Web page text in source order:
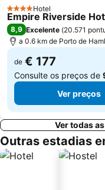
4 Estrelas
Hotel
Empire Riverside
8,9 Excelente (20.571
a 0.6 km de Porto de
de € 177
Consulte os preços de
Ver preços
Ver todas
Outras estadias